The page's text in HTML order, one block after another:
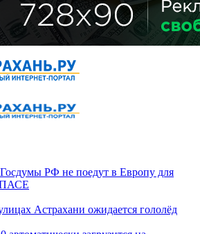
РФ не поедут в Европу для
ПАСЕ
Астрахани ожидается гололёд